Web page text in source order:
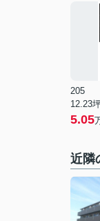
205
12.23
5.05
近隣